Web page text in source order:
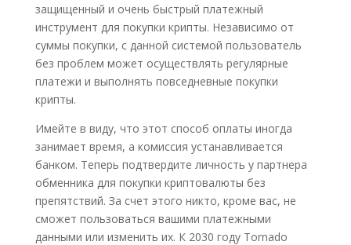
защищенный и очень быстрый платежный
инструмент для покупки крипты. Независимо от
суммы покупки, с данной системой пользователь
без проблем может осуществлять регулярные
платежи и выполнять повседневные покупки
крипты.
Имейте в виду, что этот способ оплаты иногда
занимает время, а комиссия устанавливается
банком. Теперь подтвердите личность у партнера
обменника для покупки криптовалюты без
препятствий. За счет этого никто, кроме вас, не
сможет пользоваться вашими платежными
данными или изменить их. К 2030 году Tornado